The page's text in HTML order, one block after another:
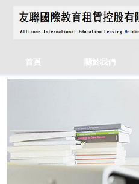
首頁 關於我們